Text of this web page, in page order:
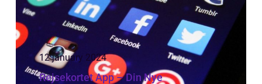
12 january 2024
Rejsekortet App – Din Nye